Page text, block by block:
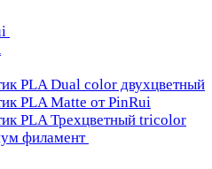
PLA Dual color двухцветный
PLA Matte от PinRui
PLA Трехцветный tricolor
филамент